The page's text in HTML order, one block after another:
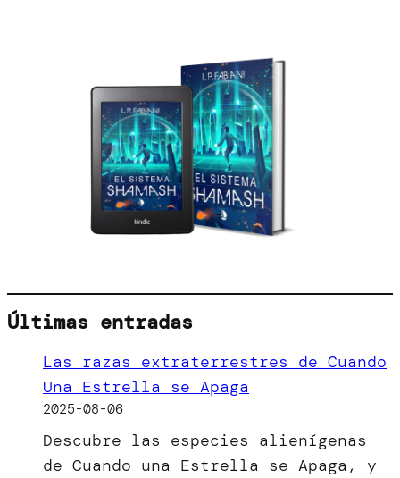
Últimas entradas
Las razas extraterrestres de Cuando
Una Estrella se Apaga
2025-08-06
Descubre las especies alienígenas
de Cuando una Estrella se Apaga, y